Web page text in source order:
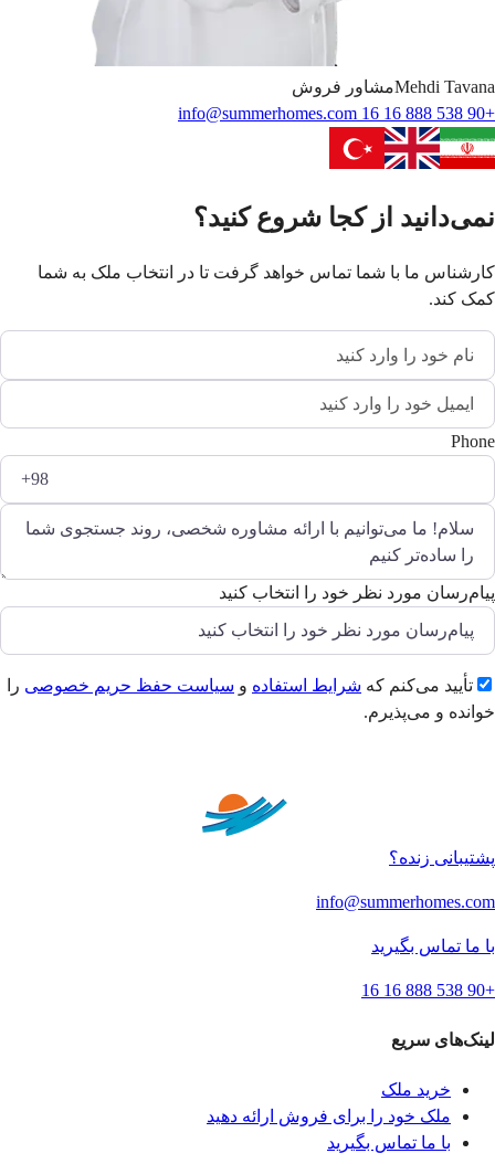
Mehdi Tavana
مشاور فروش
+90 538 888 16 16
info@summerhomes.com
نمی‌دانید از کجا شروع کنید؟
کارشناس ما با شما تماس خواهد گرفت تا در انتخاب ملک به شما
کمک کند.
Phone
پیام‌رسان مورد نظر خود را انتخاب کنید
تأیید می‌کنم که شرایط استفاده و سیاست حفظ حریم خصوصی را
خوانده و می‌پذیرم.
پشتیبانی زنده؟
info@summerhomes.com
با ما تماس بگیرید
+90 538 888 16 16
لینک‌های سریع
خرید ملک
ملک خود را برای فروش ارائه دهید
با ما تماس بگیرید